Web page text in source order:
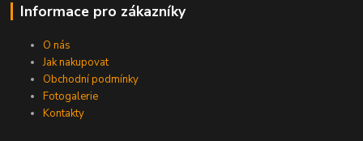
Informace pro zákazníky
O nás
Jak nakupovat
Obchodní podmínky
Fotogalerie
Kontakty